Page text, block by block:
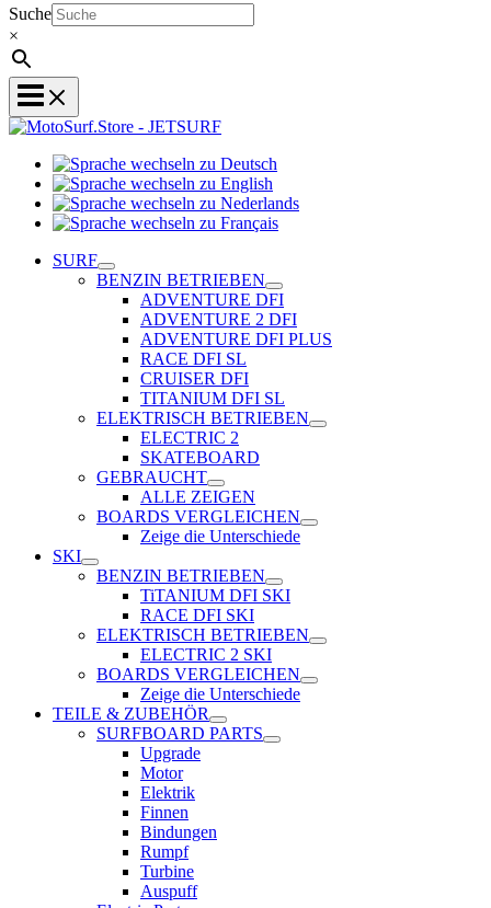
Suche
×
zu
Deutsch
wechseln
zu
Sprache
Sprache
Français
SURF
BENZIN BETRIEBEN
ADVENTURE DFI
ADVENTURE 2 DFI
ADVENTURE DFI PLUS
RACE DFI SL
CRUISER DFI
TITANIUM DFI SL
ELEKTRISCH BETRIEBEN
ELECTRIC 2
SKATEBOARD
GEBRAUCHT
ALLE ZEIGEN
BOARDS VERGLEICHEN
Zeige die Unterschiede
SKI
BENZIN BETRIEBEN
TiTANIUM DFI SKI
RACE DFI SKI
ELEKTRISCH BETRIEBEN
ELECTRIC 2 SKI
BOARDS VERGLEICHEN
Zeige die Unterschiede
TEILE & ZUBEHÖR
SURFBOARD PARTS
Upgrade
Motor
Elektrik
Finnen
Bindungen
Rumpf
Turbine
Auspuff